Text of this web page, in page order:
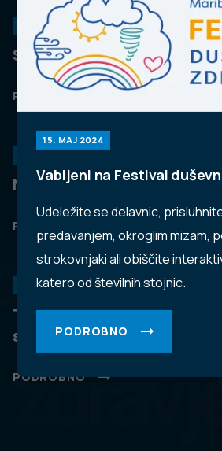
15. MAJ 2024
Vabljeni na Festival
Udeležite se delavnic,
predavanjem, okroglim mizam,
strokovnjaki ali obiščite
katero od številnih stojnic.
PODROBNO
javno
KORONAVIRUS
Spremljanje okužb s SARS-
PODROBNO
Nasveti za varno in veselo
PODROBNO
NALEZLJIVE BOLEZNI
Tedensko spremljanje
sincicijskega virusa (RSV)
PODROBNO